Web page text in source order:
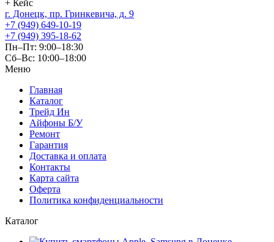
г. Донецк, пр. Гринкевича, д. 9
+7 (949) 649-10-19
+7 (949) 395-18-62
Пн–Пт: 9:00–18:30
Сб–Вс: 10:00–18:00
Меню
Главная
Каталог
Трейд Ин
Айфоны Б/У
Ремонт
Гарантия
Доставка и оплата
Контакты
Карта сайта
Оферта
Политика конфиденциальности
Каталог